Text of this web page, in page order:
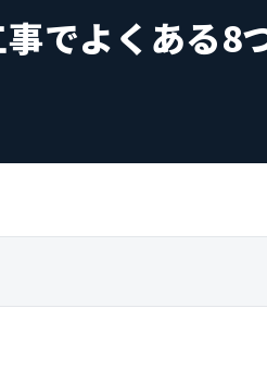
でよくある8